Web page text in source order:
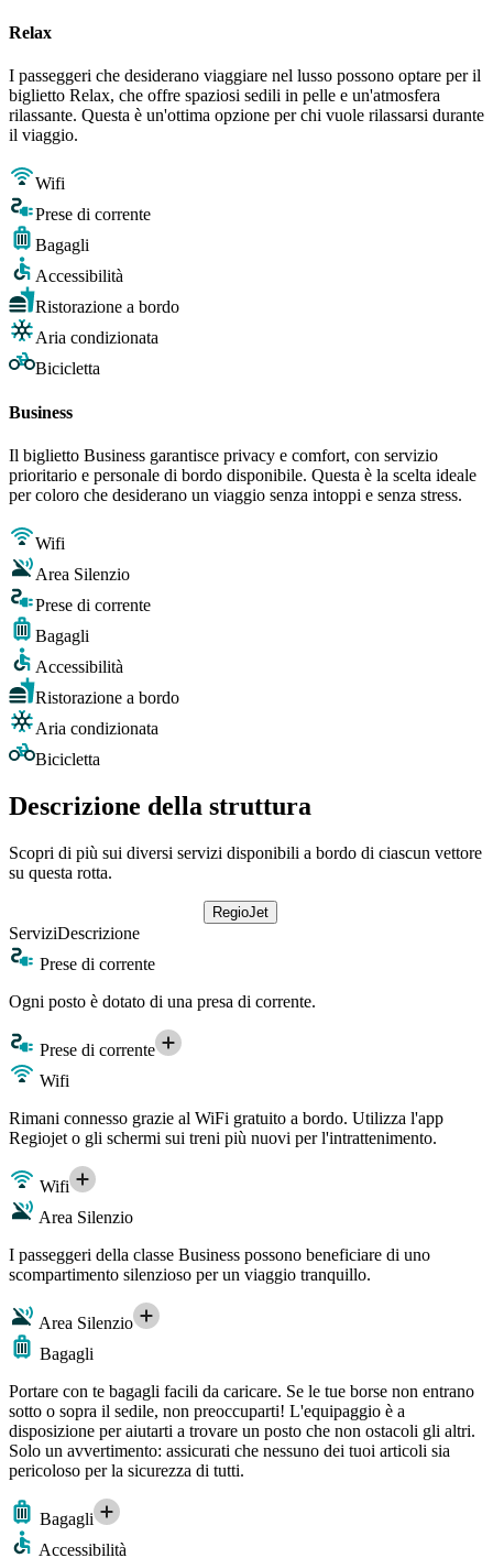
Relax
I passeggeri che desiderano viaggiare nel lusso possono optare per il
biglietto Relax, che offre spaziosi sedili in pelle e un'atmosfera
rilassante. Questa è un'ottima opzione per chi vuole rilassarsi durante
il viaggio.
Wifi
Prese di corrente
Bagagli
Accessibilità
Ristorazione a bordo
Aria condizionata
Bicicletta
Business
Il biglietto Business garantisce privacy e comfort, con servizio
prioritario e personale di bordo disponibile. Questa è la scelta ideale
per coloro che desiderano un viaggio senza intoppi e senza stress.
Wifi
Area Silenzio
Prese di corrente
Bagagli
Accessibilità
Ristorazione a bordo
Aria condizionata
Bicicletta
Descrizione della struttura
Scopri di più sui diversi servizi disponibili a bordo di ciascun vettore
su questa rotta.
RegioJet
ServiziDescrizione
Prese di corrente
Ogni posto è dotato di una presa di corrente.
Prese di corrente
Wifi
Rimani connesso grazie al WiFi gratuito a bordo. Utilizza l'app
Regiojet o gli schermi sui treni più nuovi per l'intrattenimento.
Wifi
Area Silenzio
I passeggeri della classe Business possono beneficiare di uno
scompartimento silenzioso per un viaggio tranquillo.
Area Silenzio
Bagagli
Portare con te bagagli facili da caricare. Se le tue borse non entrano
sotto o sopra il sedile, non preoccuparti! L'equipaggio è a
disposizione per aiutarti a trovare un posto che non ostacoli gli altri.
Solo un avvertimento: assicurati che nessuno dei tuoi articoli sia
pericoloso per la sicurezza di tutti.
Bagagli
Accessibilità